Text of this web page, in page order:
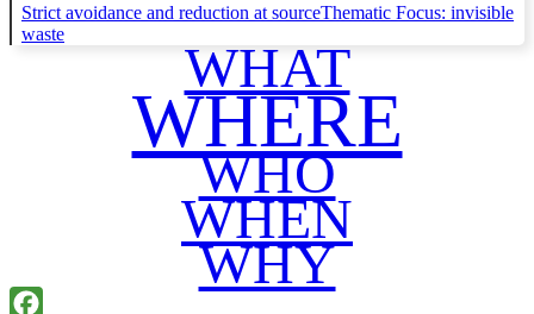
Strict avoidance and reduction at sourceThematic Focus: invisible
waste
WHAT
WHERE
WHO
WHEN
WHY